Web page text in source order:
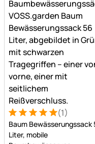
Bewertung: 5 von 5 (1
1 Bewertung (1)
Baum Bewässerungssack
Liter, mobile